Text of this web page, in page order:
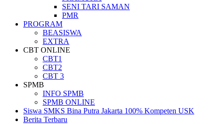
SENI TARI SAMAN
PMR
PROGRAM
BEASISWA
EXTRA
CBT ONLINE
CBT1
CBT2
CBT 3
SPMB
INFO SPMB
SPMB ONLINE
Siswa SMKS Bina Putra Jakarta 100% Kompeten USK
Berita Terbaru